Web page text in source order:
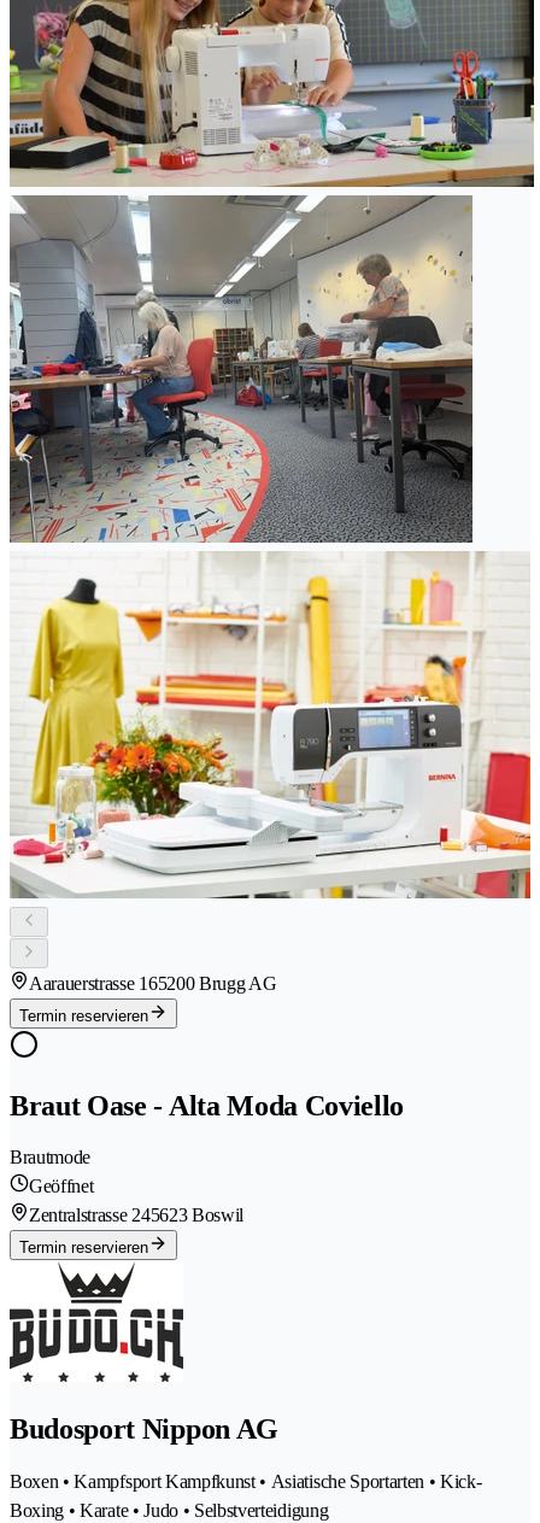
Aarauerstrasse 165200 Brugg AG
Termin reservieren
Braut Oase - Alta Moda Coviello
Brautmode
Geöffnet
Zentralstrasse 245623 Boswil
Termin reservieren
Budosport Nippon AG
Boxen • Kampfsport Kampfkunst • Asiatische Sportarten • Kick-
Boxing • Karate • Judo • Selbstverteidigung